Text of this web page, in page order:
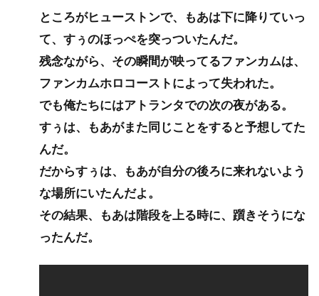
ところがヒューストンで、もあは下に降りていっ
て、すぅのほっぺを突っついたんだ。
残念ながら、その瞬間が映ってるファンカムは、
ファンカムホロコーストによって失われた。
でも俺たちにはアトランタでの次の夜がある。
すぅは、もあがまた同じことをすると予想してた
んだ。
だからすぅは、もあが自分の後ろに来れないよう
な場所にいたんだよ。
その結果、もあは階段を上る時に、躓きそうにな
ったんだ。